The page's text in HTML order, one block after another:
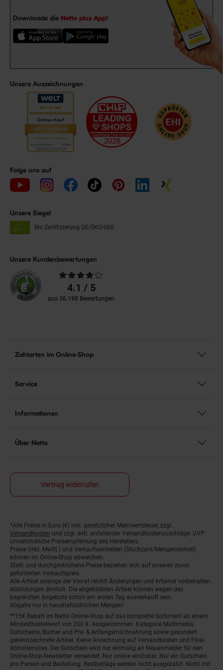
Downloade die Netto plus App!
Unsere Auszeichnungen
Folge uns auf
Unsere Siegel
Bio Zertifizierung DE-ÖKO-060
Unsere Kundenbewertungen
Durchschnittliche
Bewertungen4.1 / 5
aus 36.198 Bewertungen
Zahlarten im Online-Shop
Service
Informationen
Über Netto
Vertrag widerrufen
Fußnoten
*Alle Preise in Euro (€) inkl. gesetzlicher Mehrwertsteuer, zzgl.
Versandkosten und zzgl. evtl. anfallender Versandkostenzuschläge. UVP:
Unverbindliche Preisempfehlung des Herstellers.
Preise (inkl. MwSt.) und Verkaufseinheiten (Stückzahl/Mengeneinheit)
können im Online-Shop abweichen.
Statt- und durchgestrichene Preise beziehen sich auf unseren zuvor
geforderten Verkaufspreis.
Alle Artikel solange der Vorrat reicht! Änderungen und Irrtümer vorbehalten.
Abbildungen ähnlich. Die abgebildeten Artikel können wegen des
begrenzten Angebots schon am ersten Tag ausverkauft sein.
Abgabe nur in haushaltsüblichen Mengen!
**15€ Rabatt im Netto Online-Shop auf das komplette Sortiment ab einem
Mindestbestellwert von 200 €. Ausgenommen: Kategorie Multimedia,
Gutscheine, Bücher und Pre- & Anfangsmilchnahrung sowie gesondert
gekennzeichnete Artikel. Keine Anrechnung auf Versandkosten und Filial-
Abholservices. Der Gutschein wird nur einmalig an Neuanmelder für den
Online-Shop-Newsletter versendet. Nur online einlösbar. Nur ein Gutschein
pro Person und Bestellung. Restbeträge werden nicht ausgezahlt. Nicht mit